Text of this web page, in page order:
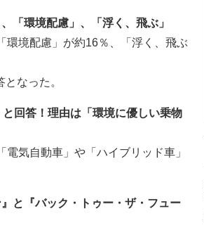
「環境配慮」、「浮く、飛ぶ」
環境配慮」が約16％、「浮く、飛ぶ
なった。
回答！理由は「環境に優しい乗物
気自動車」や「ハイブリッド車」
と『バック・トゥー・ザ・フュー